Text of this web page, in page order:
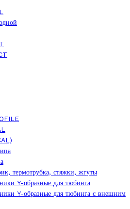
термотрубка, стяжки, жгуты
Y-образные для тюбинга
Y-образные для тюбинга с внешним